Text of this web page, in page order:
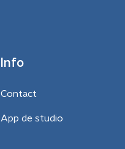
Info
Contact
App de studio